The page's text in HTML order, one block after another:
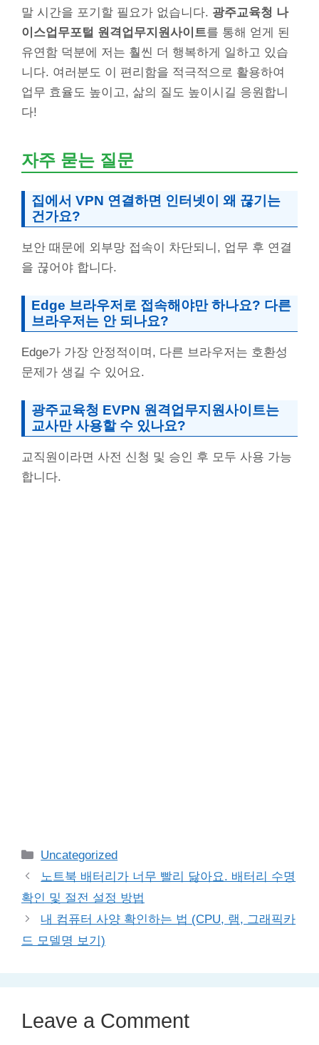
말 시간을 포기할 필요가 없습니다. 광주교육청 나
이스업무포털 원격업무지원사이트를 통해 얻게 된
유연함 덕분에 저는 훨씬 더 행복하게 일하고 있습
니다. 여러분도 이 편리함을 적극적으로 활용하여
업무 효율도 높이고, 삶의 질도 높이시길 응원합니
다!
자주 묻는 질문
집에서 VPN 연결하면 인터넷이 왜 끊기는
건가요?
보안 때문에 외부망 접속이 차단되니, 업무 후 연결
을 끊어야 합니다.
Edge 브라우저로 접속해야만 하나요? 다른
브라우저는 안 되나요?
Edge가 가장 안정적이며, 다른 브라우저는 호환성
문제가 생길 수 있어요.
광주교육청 EVPN 원격업무지원사이트는
교사만 사용할 수 있나요?
교직원이라면 사전 신청 및 승인 후 모두 사용 가능
합니다.
Categories
Uncategorized
노트북 배터리가 너무 빨리 닳아요. 배터리 수명
확인 및 절전 설정 방법
내 컴퓨터 사양 확인하는 법 (CPU, 램, 그래픽카
드 모델명 보기)
Leave a Comment